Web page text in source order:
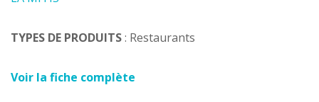
TYPES DE PRODUITS: Restaurants
Voir la fiche complète